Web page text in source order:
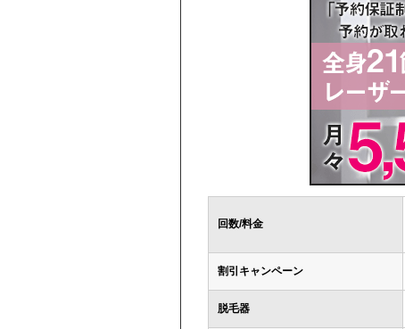
回数/料金
割引キャンペーン
脱毛器